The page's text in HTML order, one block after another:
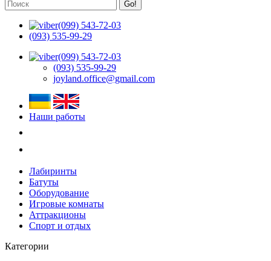
Go!
(099) 543-72-03
(093) 535-99-29
(099) 543-72-03
(093) 535-99-29
joyland.office@gmail.com
Наши работы
Лабиринты
Батуты
Оборудование
Игровые комнаты
Аттракционы
Спорт и отдых
Категории